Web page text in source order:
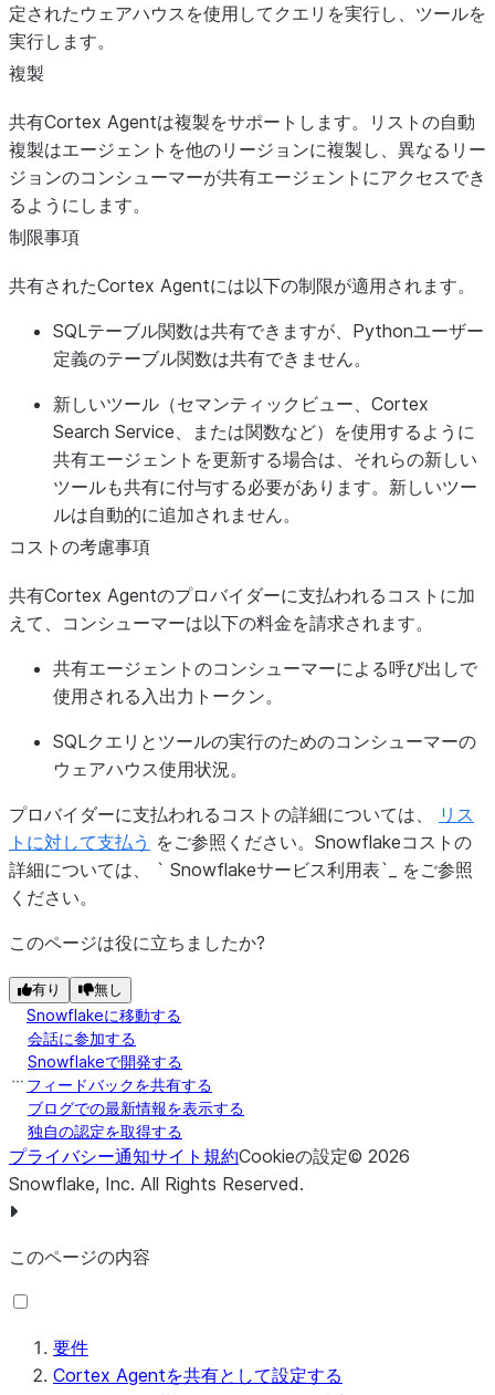
定されたウェアハウスを使用してクエリを実行し、ツールを
実行します。
複製
共有Cortex Agentは複製をサポートします。リストの自動
複製はエージェントを他のリージョンに複製し、異なるリー
ジョンのコンシューマーが共有エージェントにアクセスでき
るようにします。
制限事項
共有されたCortex Agentには以下の制限が適用されます。
SQLテーブル関数は共有できますが、Pythonユーザー
定義のテーブル関数は共有できません。
新しいツール（セマンティックビュー、Cortex
Search Service、または関数など）を使用するように
共有エージェントを更新する場合は、それらの新しい
ツールも共有に付与する必要があります。新しいツー
ルは自動的に追加されません。
コストの考慮事項
共有Cortex Agentのプロバイダーに支払われるコストに加
えて、コンシューマーは以下の料金を請求されます。
共有エージェントのコンシューマーによる呼び出しで
使用される入出力トークン。
SQLクエリとツールの実行のためのコンシューマーの
ウェアハウス使用状況。
プロバイダーに支払われるコストの詳細については、
リス
トに対して支払う をご参照ください。Snowflakeコストの
詳細については、 ` Snowflakeサービス利用表`_ をご参照
ください。
このページは役に立ちましたか?
有り 無し
Snowflakeに移動する
会話に参加する
Snowflakeで開発する
フィードバックを共有する
ブログでの最新情報を表示する
独自の認定を取得する
プライバシー通知サイト規約Cookieの設定© 2026
Snowflake, Inc. All Rights Reserved.
このページの内容
要件
Cortex Agentを共有として設定する